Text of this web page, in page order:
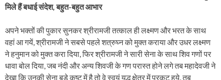
मिले हैं बधाई संदेश, बहुत-बहुत आभार
अपने भक्तों की पुकार सुनकर श्रीरामजी तत्काल ही लक्ष्मण और भरत के साथ
वहां आ गयें, श्रीरामजी ने सबसे पहले शत्रुघ्न को मुक्त कराया और उधर लक्ष्मण
ने हनुमान को मुक्त करा दिया, फिर श्रीरामजी ने सारी सेना के साथ शिव गणों पर
धावा बोल दिया, जब नंदी और अन्य शिवजी के गण परास्त होने लगे तब महादेवजी ने
देखा कि उनकी सेना बड़े कष्ट में है तो वे स्वयं युद्ध क्षेत्र में प्रकट हुये, तब